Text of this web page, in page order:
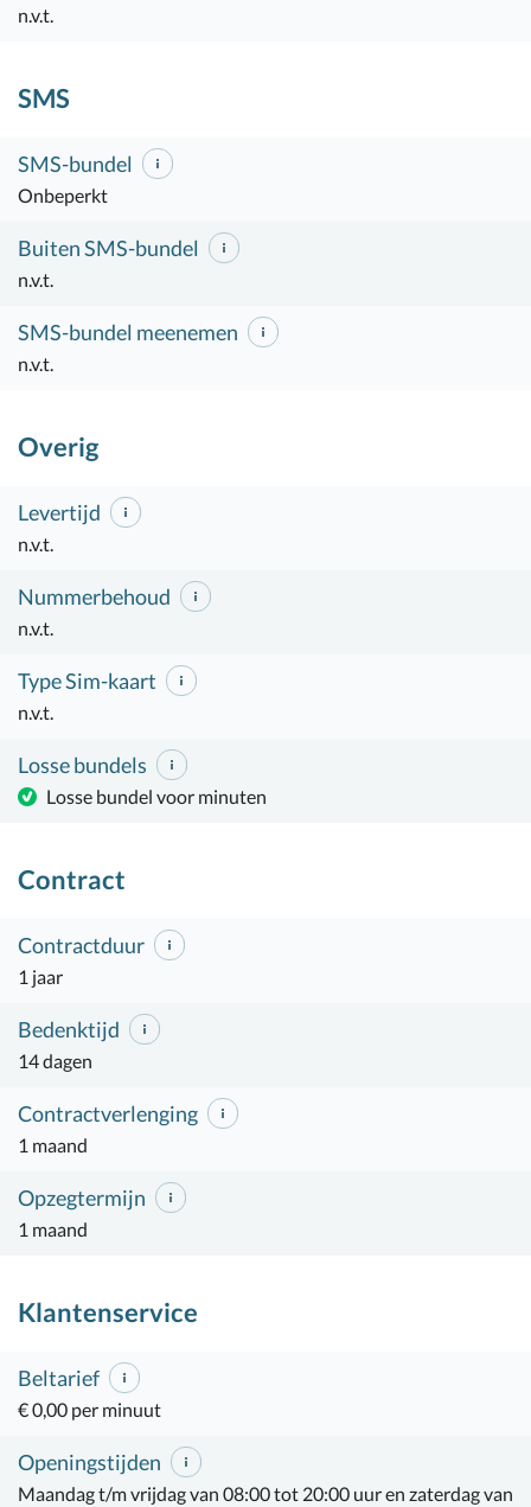
n.v.t.
SMS
SMS-bundel
Onbeperkt
Buiten SMS-bundel
n.v.t.
SMS-bundel meenemen
n.v.t.
Overig
Levertijd
n.v.t.
Nummerbehoud
n.v.t.
Type Sim-kaart
n.v.t.
Losse bundels
Losse bundel voor minuten
Contract
Contractduur
1 jaar
Bedenktijd
14 dagen
Contractverlenging
1 maand
Opzegtermijn
1 maand
Klantenservice
Beltarief
€ 0,00 per minuut
Openingstijden
Maandag t/m vrijdag van 08:00 tot 20:00 uur en zaterdag van